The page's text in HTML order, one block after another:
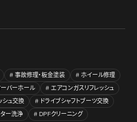
事故修理・板金塗装
ホイール修理
バーホール
エアコンガスリフレッシュ
シュ交換
ドライブシャフトブーツ交換
ー洗浄
DPFクリーニング